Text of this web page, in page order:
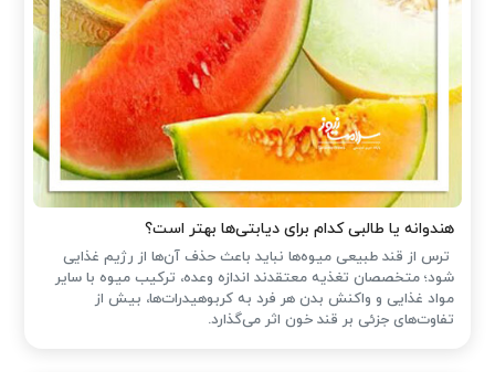
هندوانه یا طالبی کدام برای دیابتی‌ها بهتر است؟
ترس از قند طبیعی میوه‌ها نباید باعث حذف آن‌ها از رژیم غذایی
شود؛ متخصصان تغذیه معتقدند اندازه وعده، ترکیب میوه با سایر
مواد غذایی و واکنش بدن هر فرد به کربوهیدرات‌ها، بیش از
تفاوت‌های جزئی بر قند خون اثر می‌گذارد.